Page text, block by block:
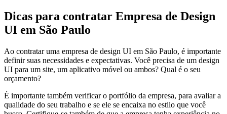
Dicas para contratar Empresa de Design
UI em São Paulo
Ao contratar uma empresa de design UI em São Paulo, é importante
definir suas necessidades e expectativas. Você precisa de um design
UI para um site, um aplicativo móvel ou ambos? Qual é o seu
orçamento?
É importante também verificar o portfólio da empresa, para avaliar a
qualidade do seu trabalho e se ele se encaixa no estilo que você